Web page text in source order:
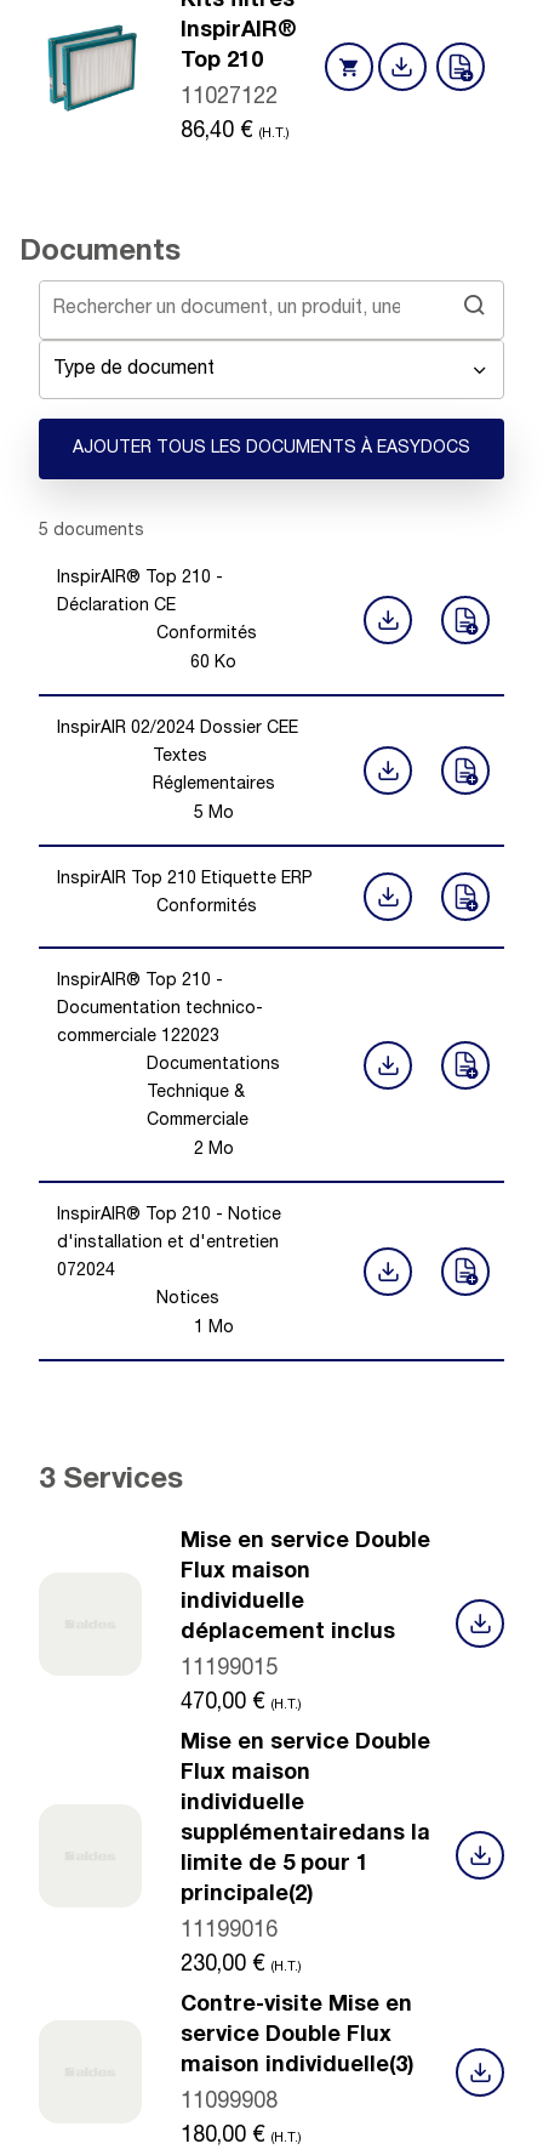
InspirAIR®
Top 210
11027122
86,40 € (H.T.)
Documents
Type de document
AJOUTER TOUS LES DOCUMENTS À EASYDOCS
Showing 1 -5
5 documents
InspirAIR® Top 210 -
Déclaration CE
Conformités
60 Ko
InspirAIR 02/2024 Dossier CEE
Textes
Réglementaires
5 Mo
InspirAIR Top 210 Etiquette ERP
Conformités
InspirAIR® Top 210 -
Documentation technico-
commerciale 122023
Documentations
Technique &
Commerciale
2 Mo
InspirAIR® Top 210 - Notice
d'installation et d'entretien
072024
Notices
1 Mo
3 Services
Mise en service Double
Flux maison
individuelle
déplacement inclus
11199015
470,00 € (H.T.)
Mise en service Double
Flux maison
individuelle
supplémentairedans la
limite de 5 pour 1
principale(2)
11199016
230,00 € (H.T.)
Contre-visite Mise en
service Double Flux
maison individuelle(3)
11099908
180,00 € (H.T.)